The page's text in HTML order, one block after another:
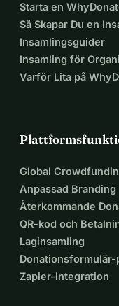
Starta en
Så Skapar Du en
Insamlingsguider
Insamling för
Varför Lita på
Global
Anpassad Branding
Återkommande
QR-kod och
Laginsamling
Donationsformulär-
Zapier-integration